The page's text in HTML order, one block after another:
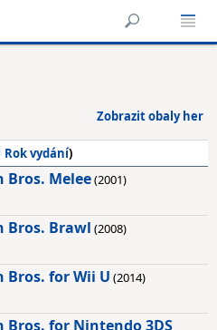
Zobrazit obaly her
Rok vydání)
Bros. Melee(2001)
Bros. Brawl (2008)
Bros. for Wii U (2014)
Bros. for Nintendo 3DS